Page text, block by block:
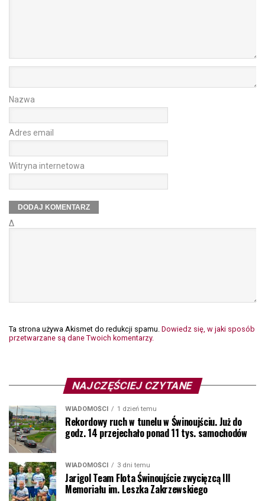
Nazwa
Adres email
Witryna internetowa
Δ
Ta strona używa Akismet do redukcji spamu. Dowiedz się, w jaki sposób
przetwarzane są dane Twoich komentarzy.
NAJCZĘŚCIEJ CZYTANE
WIADOMOŚCI 1 dzień temu
Rekordowy ruch w tunelu w Świnoujściu. Już do
godz. 14 przejechało ponad 11 tys. samochodów
WIADOMOŚCI 3 dni temu
Jarigol Team Flota Świnoujście zwycięzcą III
Memoriału im. Leszka Zakrzewskiego